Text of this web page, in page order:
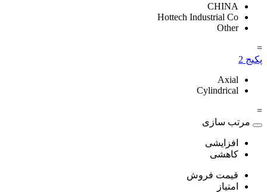
CHINA
Hottech Industrial Co
Other
=
پکیج 2
Axial
Cylindrical
=
مرتب سازی
افزایشی
کاهشی
قیمت فروش
امتیاز